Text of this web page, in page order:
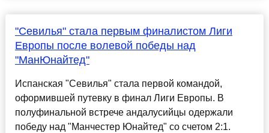
"Севилья" стала первым финалистом Лиги
Европы после волевой победы над
"МанЮнайтед"
Испанская "Севилья" стала первой командой,
оформившей путевку в финал Лиги Европы. В
полуфинальной встрече андалусийцы одержали
победу над "Манчестер Юнайтед" со счетом 2:1.